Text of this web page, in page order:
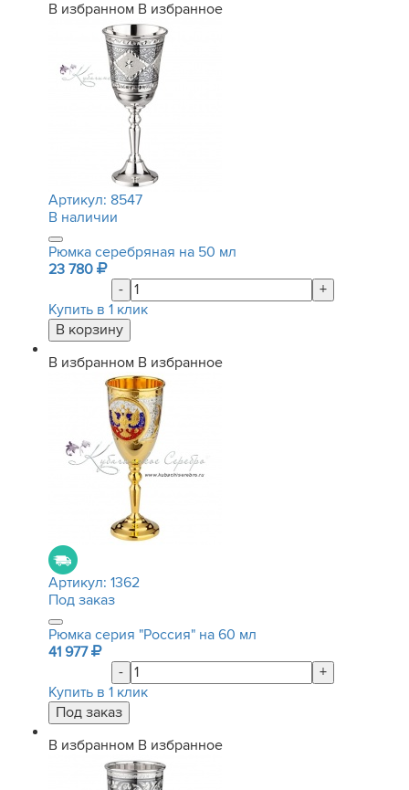
В избранном В избранное
Артикул: 8547
В наличии
Рюмка серебряная на 50 мл
23 780
-
+
Купить в 1 клик
В избранном В избранное
Артикул: 1362
Под заказ
Рюмка серия "Россия" на 60 мл
41 977
-
+
Купить в 1 клик
В избранном В избранное